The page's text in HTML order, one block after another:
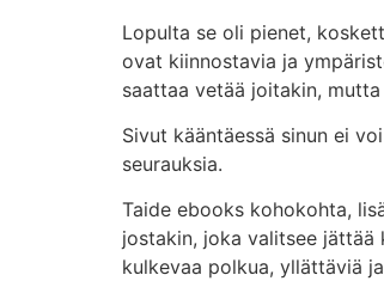
Lopulta se oli pienet,
ovat kiinnostavia ja
saattaa vetää joitakin,
Sivut kääntäessä sinun ei
seurauksia.
Taide ebooks kohokohta,
jostakin, joka valitsee jättää
kulkevaa polkua, yllättäviä